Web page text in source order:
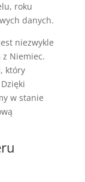
roku
danych.
niezwykle
Niemiec.
który
w stanie